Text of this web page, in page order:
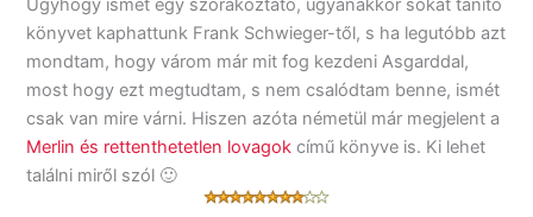
könyvet kaphattunk Frank Schwieger-től, s ha legutóbb azt
mondtam, hogy várom már mit fog kezdeni Asgarddal,
most hogy ezt megtudtam, s nem csalódtam benne, ismét
csak van mire várni. Hiszen azóta németül már megjelent a
Merlin és rettenthetetlen lovagok című könyve is. Ki lehet
találni miről szól 🙂